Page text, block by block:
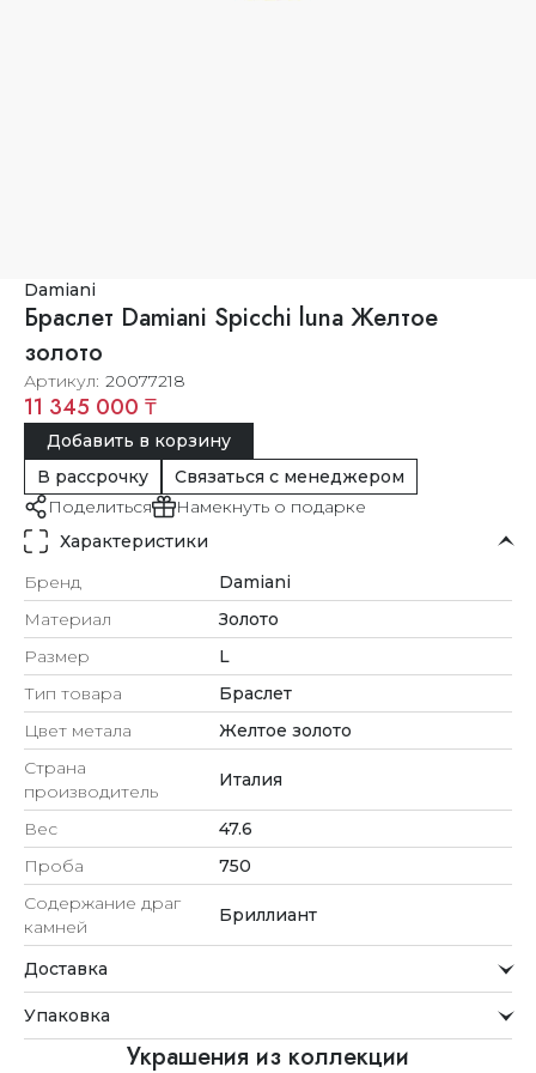
Damiani
Браслет Damiani Spicchi luna Желтое
золото
Артикул 20077218
11 345 000 ₸
Добавить в корзину
В рассрочку
Связаться с менеджером
Поделиться
Намекнуть о подарке
Характеристики
Бренд
Damiani
Материал
Золото
Размер
L
Тип товара
Браслет
Цвет метала
Желтое золото
Страна
производитель
Италия
Вес
47.6
Проба
750
Содержание драг
камней
Бриллиант
Доставка
Мы стремимся обрабатывать заказы максимально
быстро и доставлять их прямо до вашей двери в
удобное для вас время.
Упаковка
Внимание к деталямУкрашения из коллекции